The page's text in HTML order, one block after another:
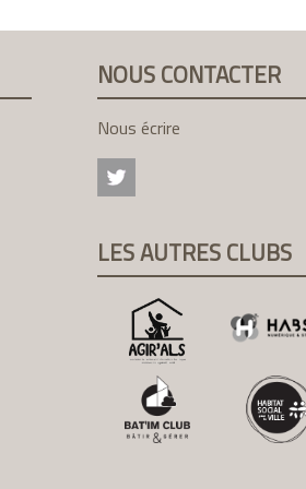
NOUS CONTACTER
Nous écrire
LES AUTRES CLUBS